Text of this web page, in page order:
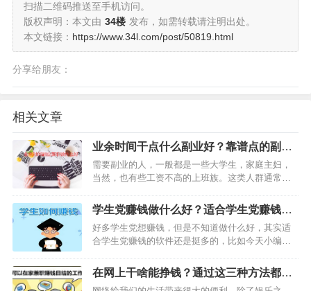
扫描二维码推送至手机访问。
版权声明：本文由 34楼 发布，如需转载请注明出处。
本文链接： https://www.34l.com/post/50819.html
分享给朋友：
相关文章
业余时间干点什么副业好？靠谱点的副业
兼职推荐
需要副业的人，一般都是一些大学生，家庭主妇，
当然，也有些工资不高的上班族。这类人群通常有
提升自己的收入。那么，业余时间干点什么副业好
呢？今天小编整理了几个适合业余时间做的副业兼
职，下面一起来看看吧…
学生党赚钱做什么好？适合学生党赚钱日
赚100元的软件推荐
好多学生党想赚钱，但是不知道做什么好，其实适
合学生党赚钱的软件还是挺多的，比如今天小编给
的。大家每天只需要在软件上面做任务即可赚钱，
非常简单。当然，你有推广能力还可以推广赚钱，
在网上干啥能挣钱？通过这三种方法都能
轻松实现